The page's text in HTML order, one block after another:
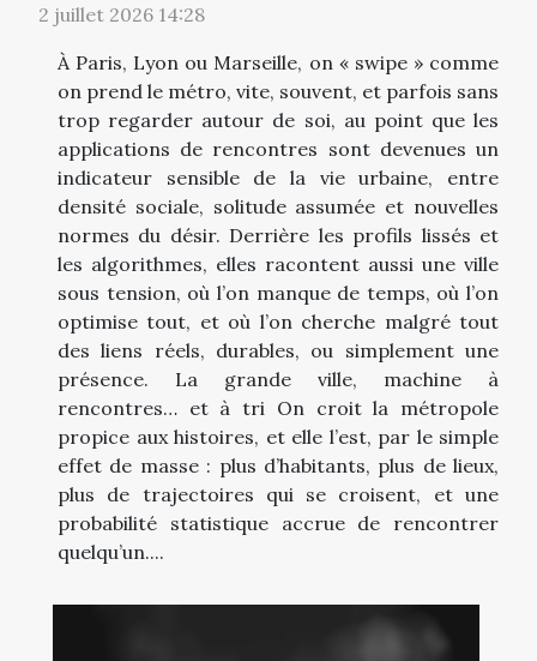
2 juillet 2026 14:28
À Paris, Lyon ou Marseille, on « swipe » comme
on prend le métro, vite, souvent, et parfois sans
trop regarder autour de soi, au point que les
applications de rencontres sont devenues un
indicateur sensible de la vie urbaine, entre
densité sociale, solitude assumée et nouvelles
normes du désir. Derrière les profils lissés et
les algorithmes, elles racontent aussi une ville
sous tension, où l’on manque de temps, où l’on
optimise tout, et où l’on cherche malgré tout
des liens réels, durables, ou simplement une
présence. La grande ville, machine à
rencontres… et à tri On croit la métropole
propice aux histoires, et elle l’est, par le simple
effet de masse : plus d’habitants, plus de lieux,
plus de trajectoires qui se croisent, et une
probabilité statistique accrue de rencontrer
quelqu’un....